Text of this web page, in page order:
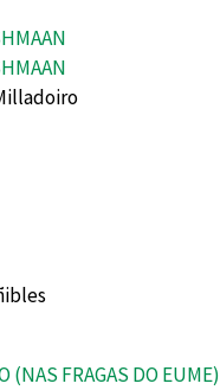
(NAS FRAGAS DO EUME)